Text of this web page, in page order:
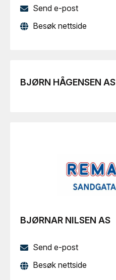
Send e-post
Besøk nettside
BJØRN HÅGENSEN AS
BJØRNAR NILSEN AS
Send e-post
Besøk nettside